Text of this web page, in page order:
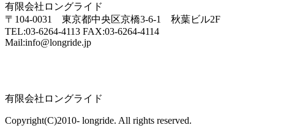
有限会社ロングライド
〒104-0031 東京都中央区京橋3-6-1 秋葉ビル2F
TEL:03-6264-4113 FAX:03-6264-4114
Mail:info@longride.jp
有限会社ロングライド
Copyright(C)2010- longride. All rights reserved.